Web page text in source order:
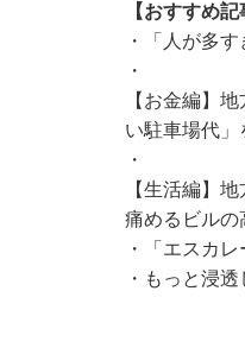
【おすすめ記
・
「人が多
・
【お金編】
い駐車場代」
・
【生活編】
痛めるビルの
・
「エスカ
・ もっと浸透